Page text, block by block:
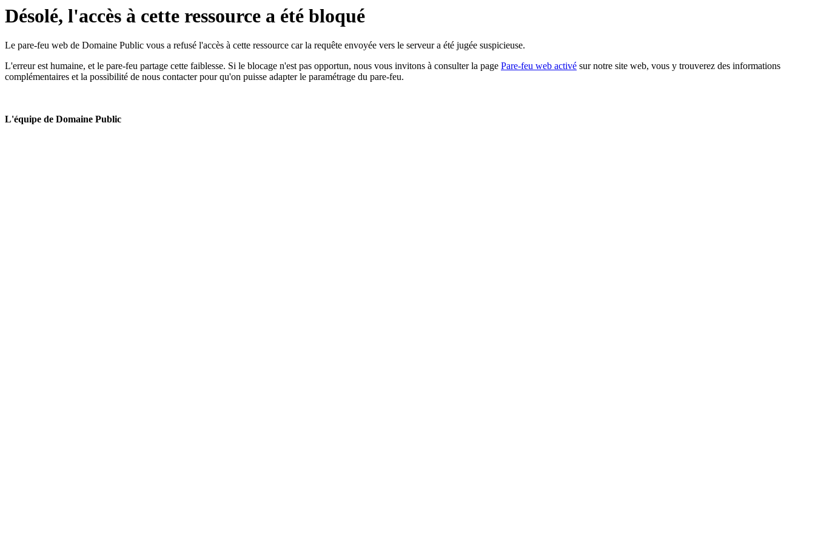
Désolé, l'accès à cette ressource a été bloqué
Le pare-feu web de Domaine Public vous a refusé l'accès à cette ressource car la requête envoyée vers le serveur a été jugée suspicieuse.
L'erreur est humaine, et le pare-feu partage cette faiblesse. Si le blocage n'est pas opportun, nous vous invitons à consulter la page Pare-feu web activé sur notre site web, vous y trouverez des informations
complémentaires et la possibilité de nous contacter pour qu'on puisse adapter le paramétrage du pare-feu.
L'équipe de Domaine Public